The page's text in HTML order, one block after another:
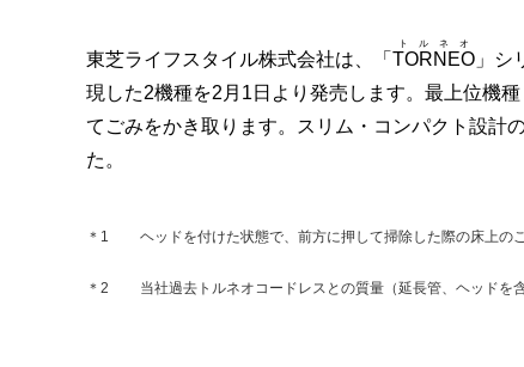
東芝ライフスタイル株式会社は、「 TORNEO
トルネオ
」シ
現した2機種を2月1日より発売します。最上位機
てごみをかき取ります。スリム・コンパクト設計
た。
＊1 ヘッドを付けた状態で、前方に押して掃除した際の床上
＊2 当社過去トルネオコードレスとの質量（延長管、ヘッドを